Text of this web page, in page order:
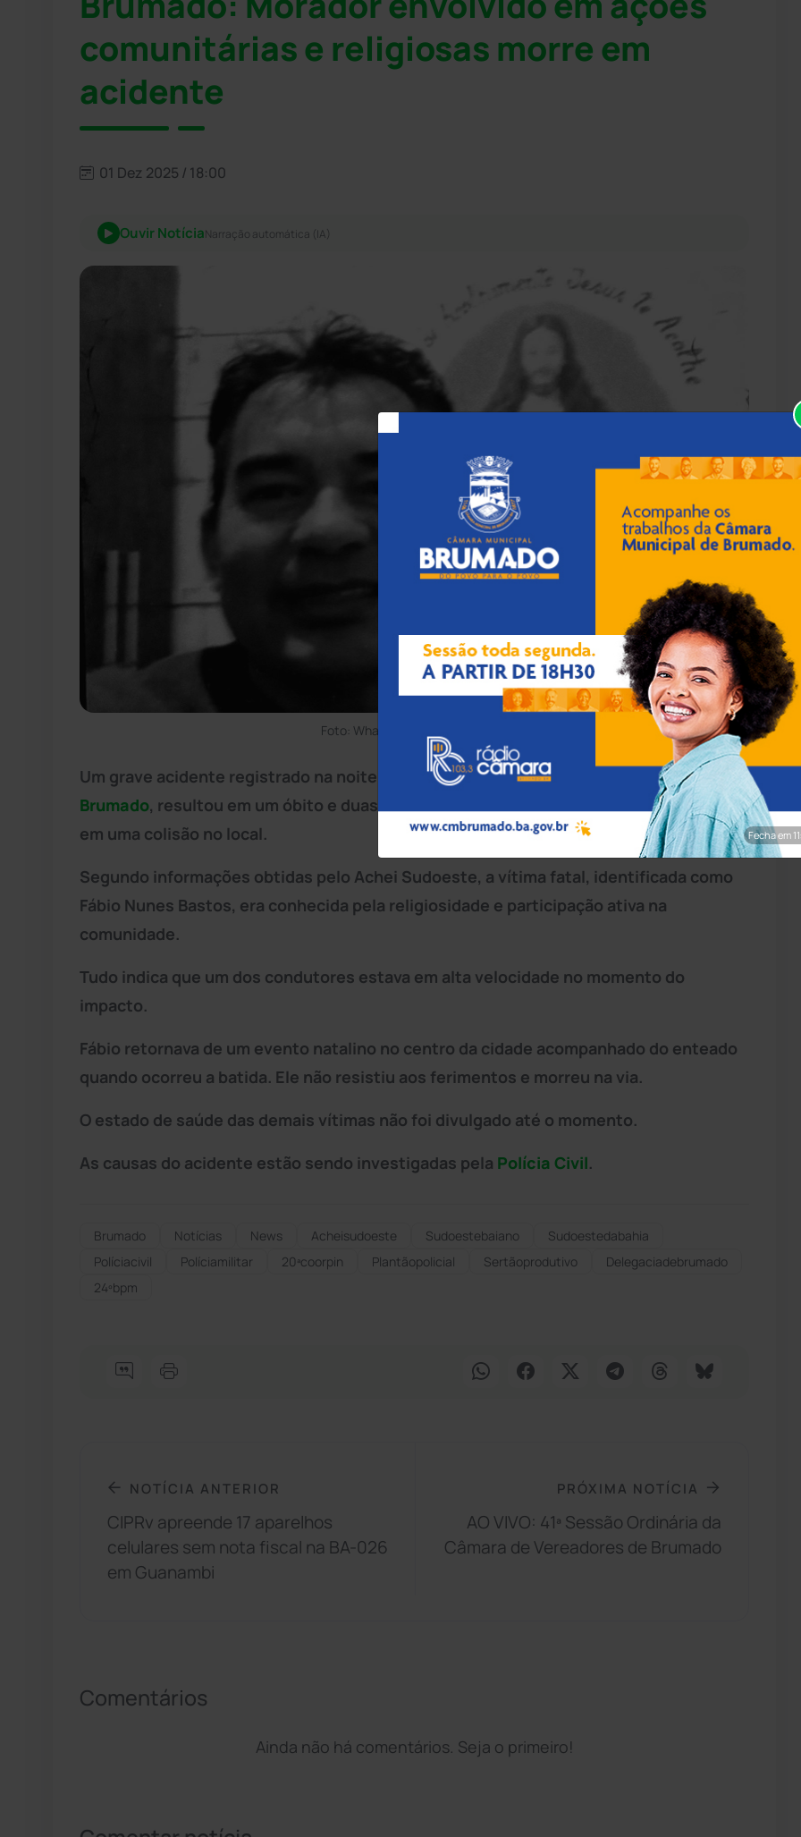
comunitárias e religiosas morre em
acidente
01 Dez 2025 / 18:00
Ouvir NotíciaNarração automática (IA)
Foto: WhatsApp/Achei Sudoeste
Um grave acidente registrado na noite deste domingo (30), no Bairro Baraúnas, em
Brumado, resultou em um óbito e duas pessoas feridas. Duas motos se envolveram
em uma colisão no local.
Segundo informações obtidas pelo Achei Sudoeste, a vítima fatal, identificada como
Fábio Nunes Bastos, era conhecida pela religiosidade e participação ativa na
comunidade.
Tudo indica que um dos condutores estava em alta velocidade no momento do
impacto.
Fábio retornava de um evento natalino no centro da cidade acompanhado do enteado
quando ocorreu a batida. Ele não resistiu aos ferimentos e morreu na via.
O estado de saúde das demais vítimas não foi divulgado até o momento.
As causas do acidente estão sendo investigadas pela Polícia Civil.
Brumado Notícias News Acheisudoeste Sudoestebaiano
Sudoestedabahia
Políciacivil
Políciamilitar 20ªcoorpin Plantãopolicial Sertãoprodutivo
Delegaciadebrumado
24ºbpm
NOTÍCIA ANTERIOR
CIPRv apreende 17 aparelhos
celulares sem nota fiscal na BA-026
em Guanambi
PRÓXIMA NOTÍCIA
AO VIVO: 41ª Sessão Ordinária da
Câmara de Vereadores de Brumado
Comentários
Ainda não há comentários. Seja o primeiro!
Fecha em